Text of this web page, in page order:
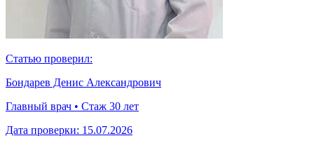
Статью проверил:
Бондарев Денис Александрович
Главный врач • Стаж 30 лет
Дата проверки: 15.07.2026